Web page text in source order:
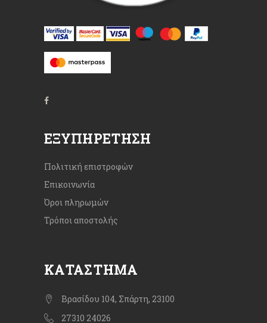
ΕΞΥΠΗΡΈΤΗΣΗ
Πολιτική επιστροφών
Επικοινωνία
Όροι πληρωμών
Τρόποι αποστολής
ΚΑΤΆΣΤΗΜΑ
Βρασίδου 104, Σπάρτη, 23100
27310 24026